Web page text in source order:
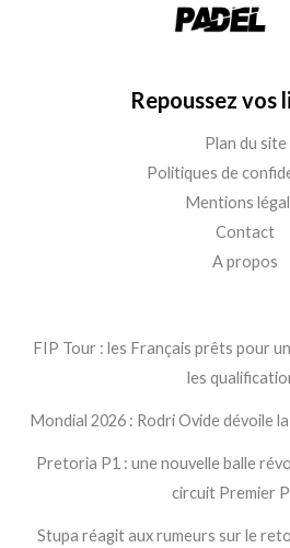
Repoussez vos
Plan du site
Politiques de
Mentions
Contact
A propos
FIP Tour : les Français prêts pour
les
Mondial 2026 : Rodri Ovide dévoile
Pretoria P1 : une nouvelle balle
circuit Premier
Stupa réagit aux rumeurs sur le